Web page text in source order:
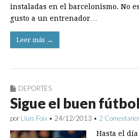
instaladas en el barcelonismo. No
gusto a un entrenador…
Leer más →
DEPORTES
Sigue el buen
por Lluís Foix • 24/12/2013 • 2
Hasta el